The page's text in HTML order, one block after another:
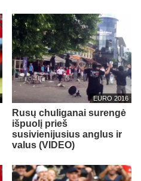
EURO 2016
Rusų chuliganai surengė
išpuolį prieš
susivienijusius anglus ir
valus (VIDEO)